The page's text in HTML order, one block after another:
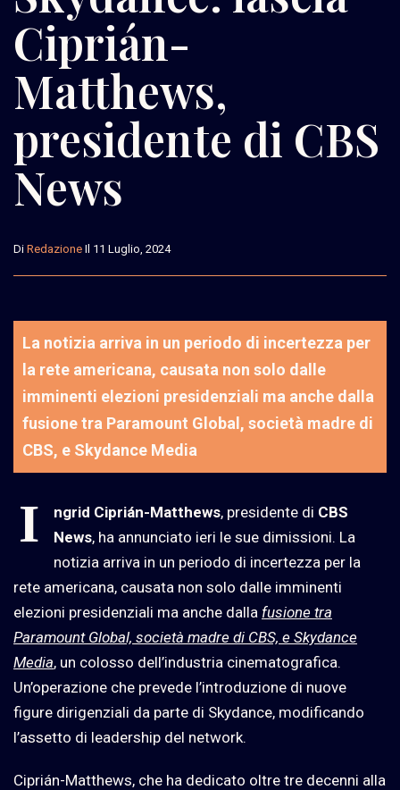
Ciprián-
Matthews,
presidente di CBS
News
Di Redazione Il 11 Luglio, 2024
La notizia arriva in un periodo di incertezza per
la rete americana, causata non solo dalle
imminenti elezioni presidenziali ma anche dalla
fusione tra Paramount Global, società madre di
CBS, e Skydance Media
I ngrid Ciprián-Matthews, presidente di CBS
News, ha annunciato ieri le sue dimissioni. La
notizia arriva in un periodo di incertezza per la
rete americana, causata non solo dalle imminenti
elezioni presidenziali ma anche dalla fusione tra
Paramount Global, società madre di CBS, e Skydance
Media, un colosso dell’industria cinematografica.
Un’operazione che prevede l’introduzione di nuove
figure dirigenziali da parte di Skydance, modificando
l’assetto di leadership del network.
Ciprián-Matthews, che ha dedicato oltre tre decenni alla